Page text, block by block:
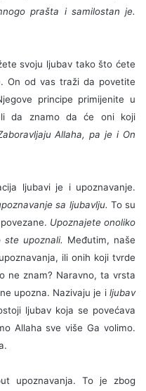
prašta i samilostan je.
svoju ljubav tako što ćete
. On od vas traži da povetite
principe primijenite u
da znamo da će oni koji
Allaha, pa je i On
ljubavi je i upoznavanje.
sa ljubavlju. To su
Upoznajete onoliko
ste upoznali. Međutim, naše
ili onih koji tvrde
ne znam? Naravno, ta vrsta
upozna. Nazivaju je i ljubav
ljubav koja se povećava
Allaha sve više Ga volimo.
upoznavanja. To je zbog